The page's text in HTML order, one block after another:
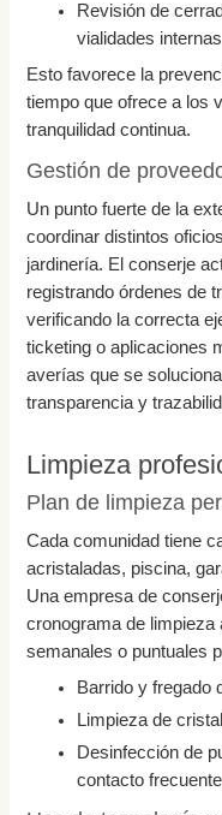
Revisión de
vialidades
Esto favorece la
tiempo que ofrece a los
tranquilidad continua.
Gestión de
Un punto fuerte de la
coordinar distintos
jardinería. El conserje
registrando órdenes de
verificando la correcta
ticketing o aplicaciones
averías que se
transparencia y
Limpieza
Plan de limpieza
Cada comunidad tiene
acristaladas, piscina,
Una empresa de
cronograma de limpieza
semanales o puntuales
Barrido y fregado
Limpieza de
Desinfección de
contacto